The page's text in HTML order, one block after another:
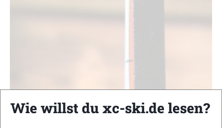
Wie willst du xc-ski.de lesen?